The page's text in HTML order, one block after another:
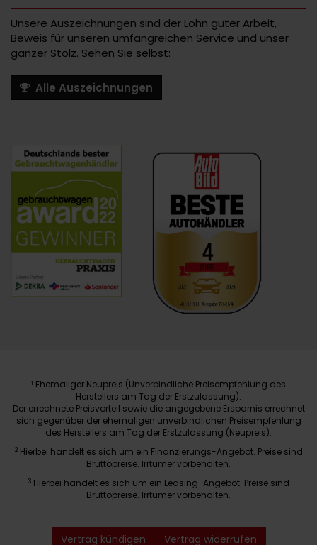
Unsere Auszeichnungen sind der Lohn guter Arbeit,
Beweis für unseren umfangreichen Service und unser
ganzer Stolz. Sehen Sie selbst:
Alle Auszeichnungen
1 Ehemaliger Neupreis (Unverbindliche Preisempfehlung des
Herstellers am Tag der Erstzulassung).
Der errechnete Preisvorteil sowie die angegebene Ersparnis errechnet
sich gegenüber der ehemaligen unverbindlichen Preisempfehlung
des Herstellers am Tag der Erstzulassung (Neupreis).
2 Hierbei handelt es sich um ein Finanzierungs-Angebot. Preise sind
Bruttopreise. Irrtümer vorbehalten.
3 Hierbei handelt es sich um ein Leasing-Angebot. Preise sind
Bruttopreise. Irrtümer vorbehalten.
Vertrag kündigen Vertrag widerrufen